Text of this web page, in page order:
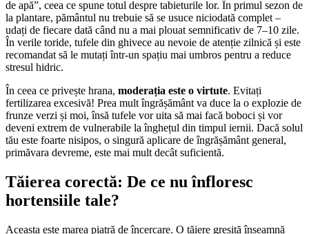
de apă”, ceea ce spune totul despre tabieturile lor. În primul sezon de
la plantare, pământul nu trebuie să se usuce niciodată complet –
udați de fiecare dată când nu a mai plouat semnificativ de 7–10 zile.
În verile toride, tufele din ghivece au nevoie de atenție zilnică și este
recomandat să le mutați într-un spațiu mai umbros pentru a reduce
stresul hidric.
În ceea ce privește hrana, moderația este o virtute. Evitați
fertilizarea excesivă! Prea mult îngrășământ va duce la o explozie de
frunze verzi și moi, însă tufele vor uita să mai facă boboci și vor
deveni extrem de vulnerabile la înghețul din timpul iernii. Dacă solul
tău este foarte nisipos, o singură aplicare de îngrășământ general,
primăvara devreme, este mai mult decât suficientă.
Tăierea corectă: De ce nu înfloresc
hortensiile tale?
Aceasta este marea piatră de încercare. O tăiere greșită înseamnă